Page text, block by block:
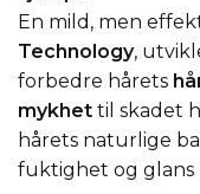
En mild, men
Technology,
forbedre hårets
mykhet til skadet
hårets naturlige
fuktighet og glans